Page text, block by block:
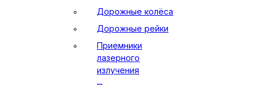
Дорожные колёса
Дорожные рейки
Приемники
лазерного
излучения